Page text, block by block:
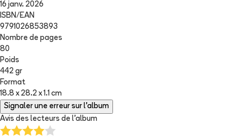
16 janv. 2026
ISBN/EAN
9791026853893
Nombre de pages
80
Poids
442 gr
Format
18.8 x 28.2 x 1.1 cm
Signaler une erreur sur l'album
Avis des lecteurs de l'album